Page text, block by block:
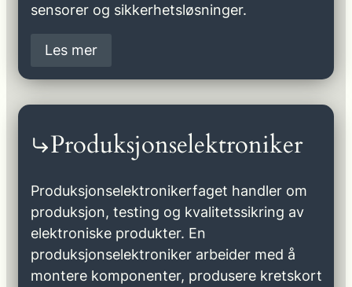
sensorer og sikkerhetsløsninger.
Les mer
Produksjonselektroniker
Produksjonselektronikerfaget handler om
produksjon, testing og kvalitetssikring av
elektroniske produkter. En
produksjonselektroniker arbeider med å
montere komponenter, produsere kretskort